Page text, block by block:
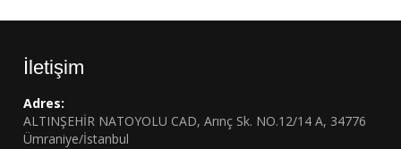
İletişim
Adres:
ALTINŞEHİR NATOYOLU CAD, Arınç Sk. NO.12/14 A, 34776
Ümraniye/İstanbul